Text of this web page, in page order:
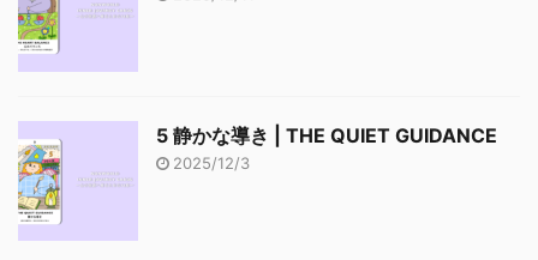
5 静かな導き | THE QUIET GUIDANCE
2025/12/3